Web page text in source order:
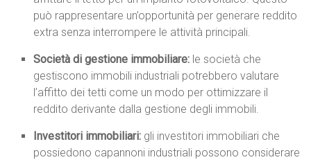
può rappresentare un’opportunità per generare reddito
extra senza interrompere le attività principali.
Società di gestione immobiliare: le società che
gestiscono immobili industriali potrebbero valutare
l’affitto dei tetti come un modo per ottimizzare il
reddito derivante dalla gestione degli immobili.
Investitori immobiliari: gli investitori immobiliari che
possiedono capannoni industriali possono considerare